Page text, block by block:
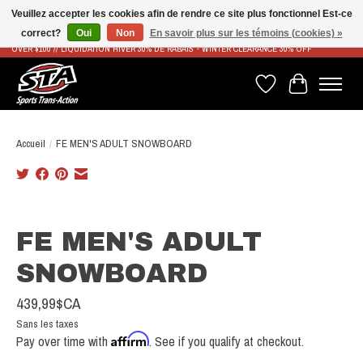
LIVRAISON RAPIDE ET GRATUITE À PARTIR DE 100$ - FAST & FREE SHIPPING ON ORDERS
OVER $100 // LIQUIDATION HIVER 30% DE RABAIS - WINTER CLEARANCE 30% OFF
Liste de souhaits
Panier
Accueil / FE MEN'S ADULT SNOWBOARD
FE MEN'S ADULT
SNOWBOARD
439,99$CA
Sans les taxes
Pay over time with Affirm. See if you qualify at checkout.
Veuillez accepter les cookies afin de rendre ce site plus fonctionnel Est-ce
correct?
Oui Non En savoir plus sur les témoins (cookies) »